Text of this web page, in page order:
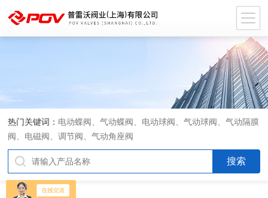
热门关键词： 电动蝶阀、气动蝶阀、电动球阀、气动球阀、气动隔膜
阀、电磁阀、调节阀、气动角座阀